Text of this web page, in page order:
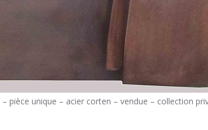
pièce unique – acier corten – vendue – collection